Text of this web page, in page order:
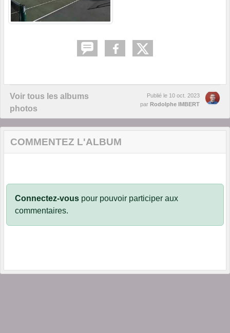
Voir tous les albums
photos
Publié le 10 oct. 2023
par Rodolphe IMBERT
COMMENTEZ L'ALBUM
Connectez-vous pour pouvoir participer aux
commentaires.